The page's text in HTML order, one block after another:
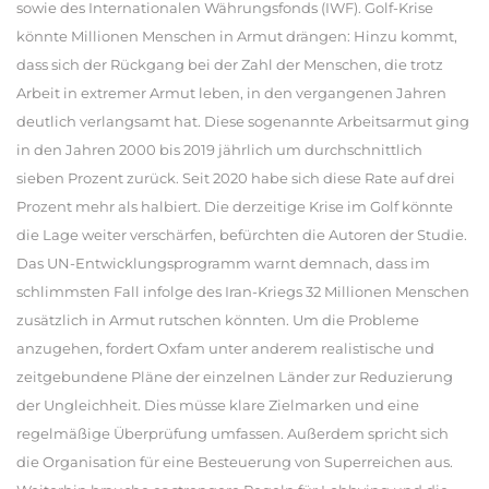
sowie des Internationalen Währungsfonds (IWF). Golf-Krise
könnte Millionen Menschen in Armut drängen: Hinzu kommt,
dass sich der Rückgang bei der Zahl der Menschen, die trotz
Arbeit in extremer Armut leben, in den vergangenen Jahren
deutlich verlangsamt hat. Diese sogenannte Arbeitsarmut ging
in den Jahren 2000 bis 2019 jährlich um durchschnittlich
sieben Prozent zurück. Seit 2020 habe sich diese Rate auf drei
Prozent mehr als halbiert. Die derzeitige Krise im Golf könnte
die Lage weiter verschärfen, befürchten die Autoren der Studie.
Das UN-Entwicklungsprogramm warnt demnach, dass im
schlimmsten Fall infolge des Iran-Kriegs 32 Millionen Menschen
zusätzlich in Armut rutschen könnten. Um die Probleme
anzugehen, fordert Oxfam unter anderem realistische und
zeitgebundene Pläne der einzelnen Länder zur Reduzierung
der Ungleichheit. Dies müsse klare Zielmarken und eine
regelmäßige Überprüfung umfassen. Außerdem spricht sich
die Organisation für eine Besteuerung von Superreichen aus.